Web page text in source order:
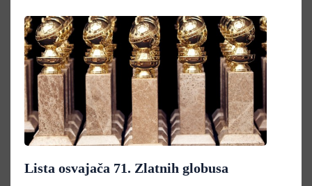
Lista osvajača 71. Zlatnih globusa